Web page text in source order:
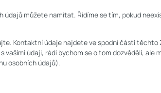
údajů můžete namítat. Řídíme se tím, pokud
Kontaktní údaje najdete ve spodní části těchto
údaji, rádi bychom se o tom dozvěděli, ale
osobních údajů).